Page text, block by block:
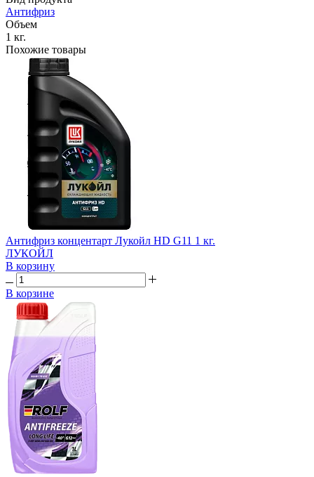
Антифриз
Объем
1 кг.
Похожие товары
Антифриз концентарт Лукойл HD G11 1 кг.
ЛУКОЙЛ
В корзину
В корзине